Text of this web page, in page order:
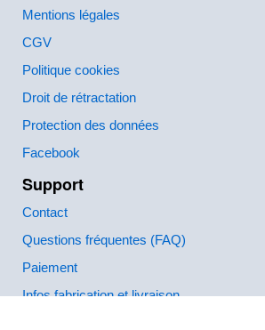
Mentions légales
CGV
Politique cookies
Droit de rétractation
Protection des données
Facebook
Support
Contact
Questions fréquentes (FAQ)
Paiement
Infos fabrication et livraison